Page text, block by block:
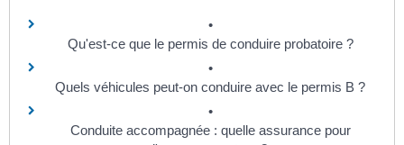
Qu'est-ce que le permis de conduire probatoire ?
Quels véhicules peut-on conduire avec le permis B ?
Conduite accompagnée : quelle assurance pour